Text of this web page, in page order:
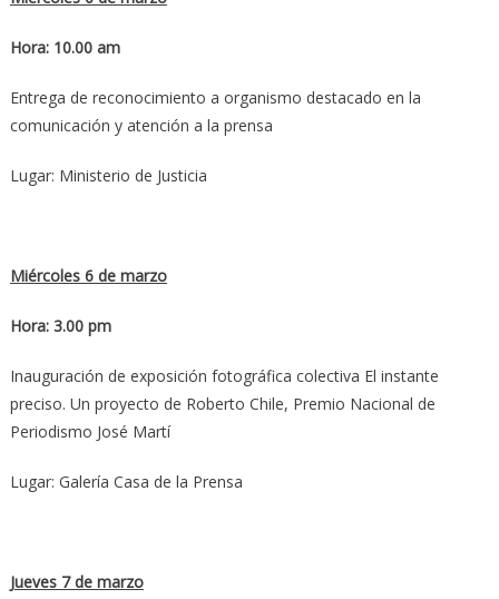
Hora: 10.00 am
Entrega de reconocimiento a organismo destacado en la
comunicación y atención a la prensa
Lugar: Ministerio de Justicia
Miércoles 6 de marzo
Hora: 3.00 pm
Inauguración de exposición fotográfica colectiva El instante
preciso. Un proyecto de Roberto Chile, Premio Nacional de
Periodismo José Martí
Lugar: Galería Casa de la Prensa
Jueves 7 de marzo